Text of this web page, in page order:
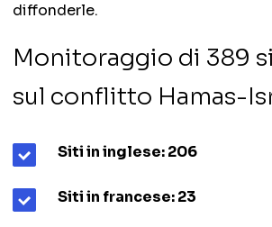
diffonderle.
Monitoraggio di 389
sul conflitto Hamas-
Siti in inglese: 206
Siti in francese: 23